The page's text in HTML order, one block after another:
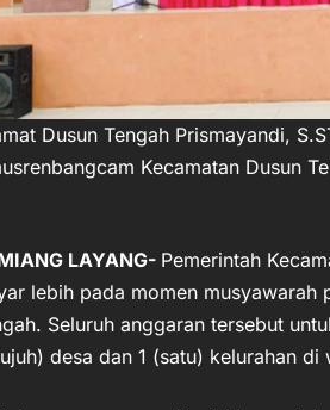
Dusun Tengah Prismayandi,
Kecamatan Dusun
LAYANG- Pemerintah
lebih pada momen musyawarah
Seluruh anggaran tersebut
desa dan 1 (satu) kelurahan di